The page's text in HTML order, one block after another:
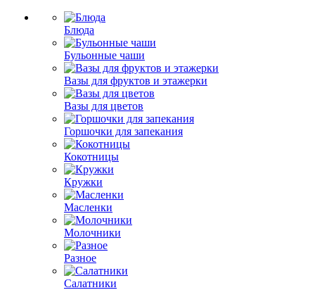
Блюда
Бульонные чаши
Вазы для фруктов и этажерки
Вазы для цветов
Горшочки для запекания
Кокотницы
Кружки
Масленки
Молочники
Разное
Салатники